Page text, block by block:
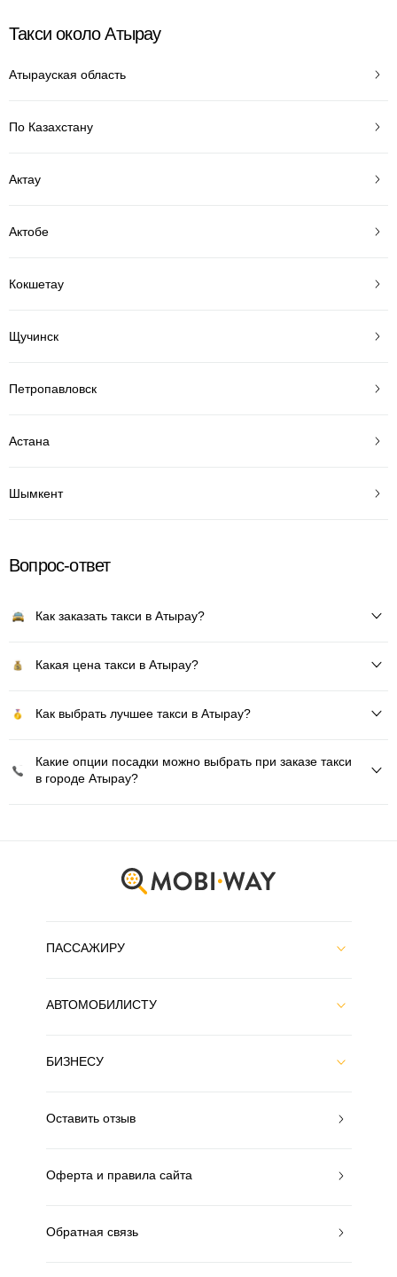
Такси около Атырау
Атырауская область
По Казахстану
Актау
Актобе
Кокшетау
Щучинск
Петропавловск
Астана
Шымкент
Вопрос-ответ
Как заказать такси в Атырау?
Какая цена такси в Атырау?
Как выбрать лучшее такси в Атырау?
Какие опции посадки можно выбрать при заказе такси
в городе Атырау?
ПАССАЖИРУ
АВТОМОБИЛИСТУ
БИЗНЕСУ
Оставить отзыв
Оферта и правила сайта
Обратная связь